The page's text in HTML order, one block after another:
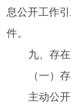
息公开工作
件。
九、存
（一）
主动公